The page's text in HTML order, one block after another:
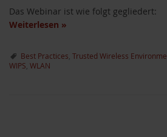
Das Webinar ist wie folgt gegliedert:
Weiterlesen »
Best Practices Trusted Wireless
WIPS WLAN